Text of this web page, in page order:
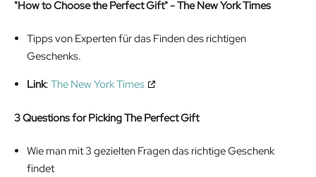
"How to Choose the Perfect Gift" - The New York Times
Tipps von Experten für das Finden des richtigen
Geschenks.
Link: The New York Times
3 Questions for Picking The Perfect Gift
Wie man mit 3 gezielten Fragen das richtige Geschenk
findet